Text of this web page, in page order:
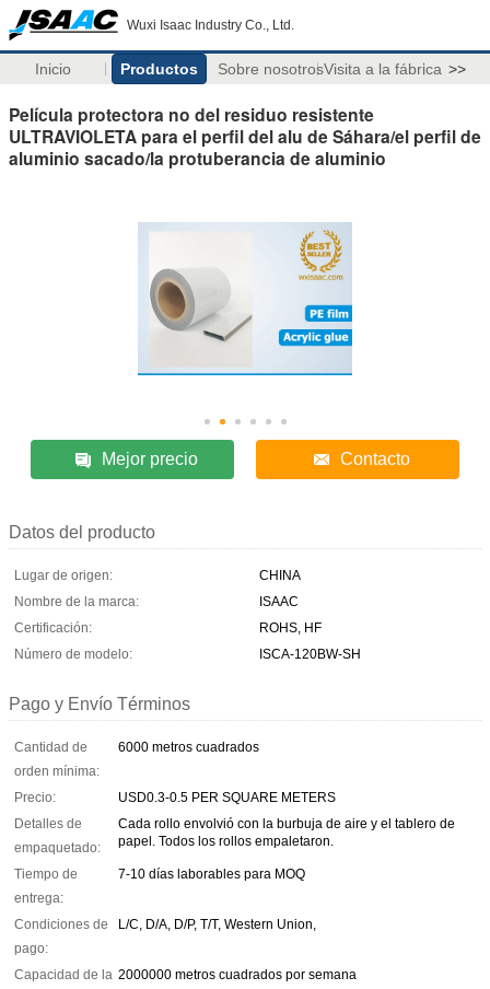
Wuxi Isaac Industry Co., Ltd.
Inicio Productos Sobre nosotrosVisita a la fábrica >>
Película protectora no del residuo resistente
ULTRAVIOLETA para el perfil del alu de Sáhara/el perfil de
aluminio sacado/la protuberancia de aluminio
Mejor precio Contacto
Datos del producto
Lugar de origen:
CHINA
Nombre de la marca:
ISAAC
Certificación:
ROHS, HF
Número de modelo:
ISCA-120BW-SH
Pago y Envío Términos
Cantidad de
orden mínima:
6000 metros cuadrados
Precio:
USD0.3-0.5 PER SQUARE METERS
Detalles de
empaquetado:
Cada rollo envolvió con la burbuja de aire y el tablero de
papel. Todos los rollos empaletaron.
Tiempo de
entrega:
7-10 días laborables para MOQ
Condiciones de
pago:
L/C, D/A, D/P, T/T, Western Union,
Capacidad de la 2000000 metros cuadrados por semana